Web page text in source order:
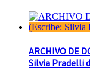
ARCHIVO DE
Silvia Pradelli